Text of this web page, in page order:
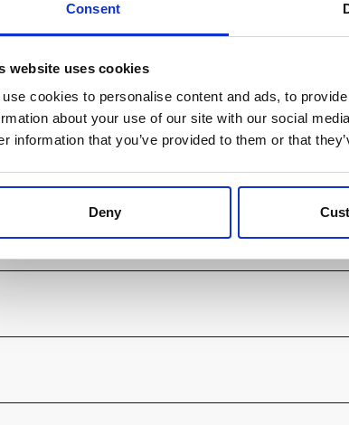
Consent
website uses cookies
use cookies to personalise content and ads, to
about your use of our site with our social
information that you’ve provided to them or that
Deny